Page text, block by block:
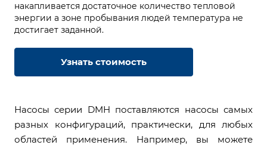
накапливается достаточное количество тепловой
энергии а зоне пробывания людей температура не
достигает заданной.
Узнать стоимость
Насосы серии DMH поставляются насосы самых
разных конфигураций, практически, для любых
областей применения. Например, вы можете